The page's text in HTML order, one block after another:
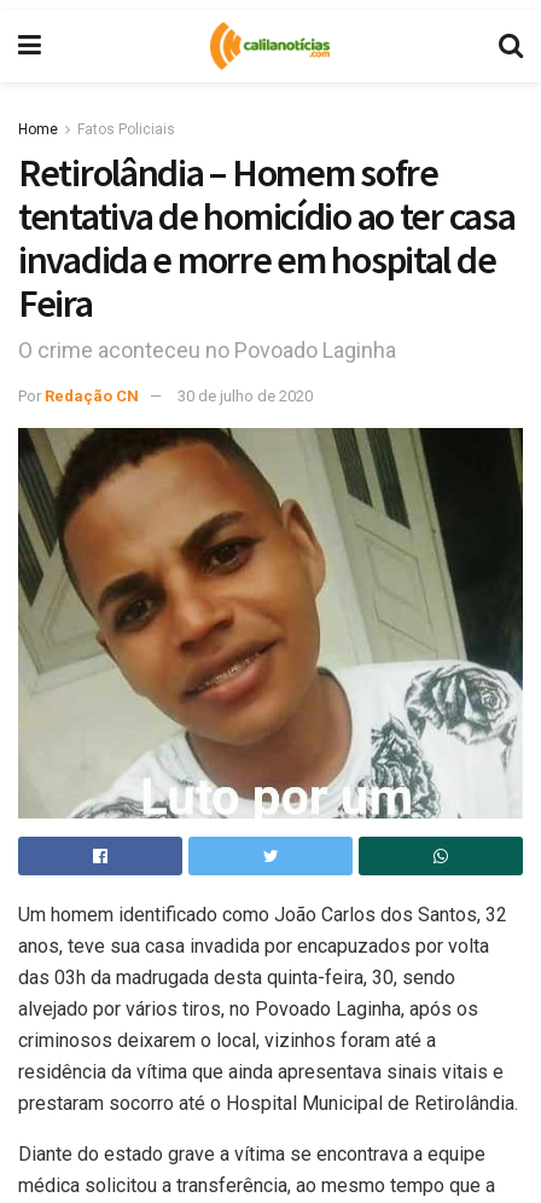
Home Fatos Policiais
Retirolândia – Homem sofre
tentativa de homicídio ao ter casa
invadida e morre em hospital de
Feira
O crime aconteceu no Povoado Laginha
Por Redação CN 30 de julho de 2020
Um homem identificado como João Carlos dos Santos, 32
anos, teve sua casa invadida por encapuzados por volta
das 03h da madrugada desta quinta-feira, 30, sendo
alvejado por vários tiros, no Povoado Laginha, após os
criminosos deixarem o local, vizinhos foram até a
residência da vítima que ainda apresentava sinais vitais e
prestaram socorro até o Hospital Municipal de Retirolândia.
Diante do estado grave a vítima se encontrava a equipe
médica solicitou a transferência, ao mesmo tempo que a